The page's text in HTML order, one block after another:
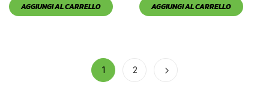
AGGIUNGI AL CARRELLO AGGIUNGI AL CARRELLO
1 2